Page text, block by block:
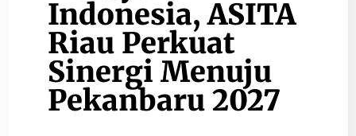
Indonesia, ASITA
Riau Perkuat
Sinergi Menuju
Pekanbaru 2027